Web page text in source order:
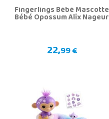
Fingerlings Bébé Mascotte
Bébé Opossum Alix Nageur
22,99 €